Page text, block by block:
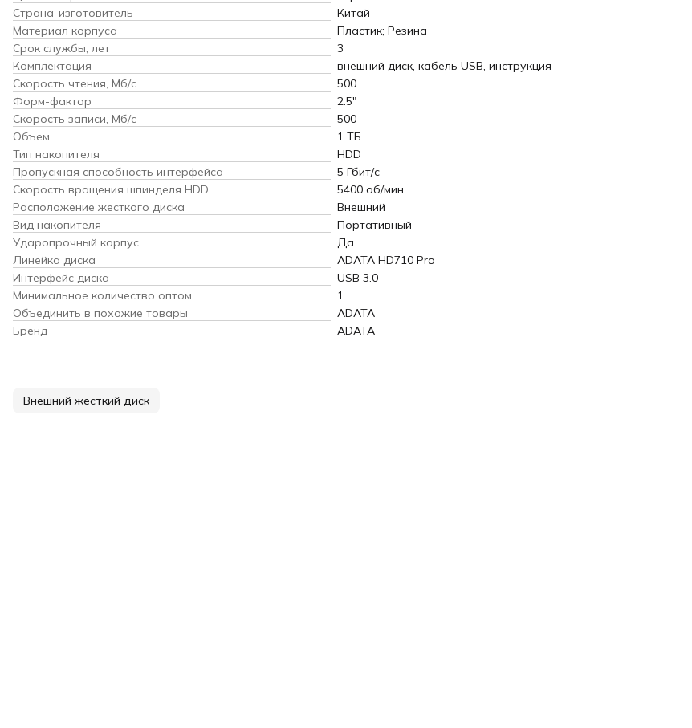
Страна-изготовитель
Китай
Материал корпуса
Пластик; Резина
Срок службы, лет
3
Комплектация
внешний диск, кабель USB, инструкция
Скорость чтения, Мб/с
500
Форм-фактор
2.5"
Скорость записи, Мб/с
500
Объем
1 ТБ
Тип накопителя
HDD
Пропускная способность интерфейса
5 Гбит/с
Скорость вращения шпинделя HDD
5400 об/мин
Расположение жесткого диска
Внешний
Вид накопителя
Портативный
Ударопрочный корпус
Да
Линейка диска
ADATA HD710 Pro
Интерфейс диска
USB 3.0
Минимальное количество оптом
1
Объединить в похожие товары
ADATA
Бренд
ADATA
Внешний жесткий диск